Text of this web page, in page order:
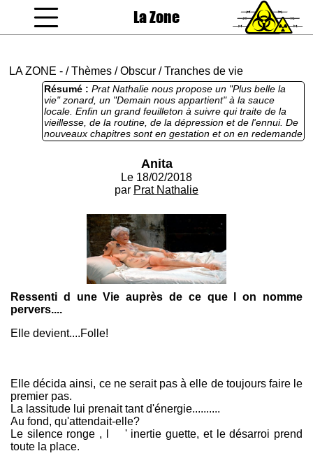
La Zone
LA ZONE - /Thèmes /Obscur /Tranches de vie
Résumé : Prat Nathalie nous propose un "Plus belle la
vie" zonard, un "Demain nous appartient" à la sauce
locale. Enfin un grand feuilleton à suivre qui traite de la
vieillesse, de la routine, de la dépression et de l'ennui. De
nouveaux chapitres sont en gestation et on en redemande
tant l'exercice est peu commun et sort de l'ordinaire.
Anita
Le 18/02/2018
par Prat Nathalie
Ressenti d une Vie auprès de ce que l on nomme
pervers....
Elle devient....Folle!
Elle décida ainsi, ce ne serait pas à elle de toujours faire le
premier pas.
La lassitude lui prenait tant d'énergie..........
Au fond, qu'attendait-elle?
Le silence ronge , l ' inertie guette, et le désarroi prend
toute la place.